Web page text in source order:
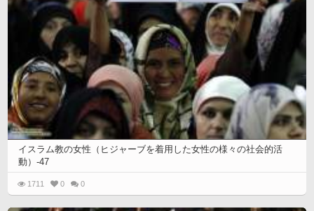
イスラム教の女性（ヒジャーブを着用した女性の様々の社会的活
動）-47
1711 0 0